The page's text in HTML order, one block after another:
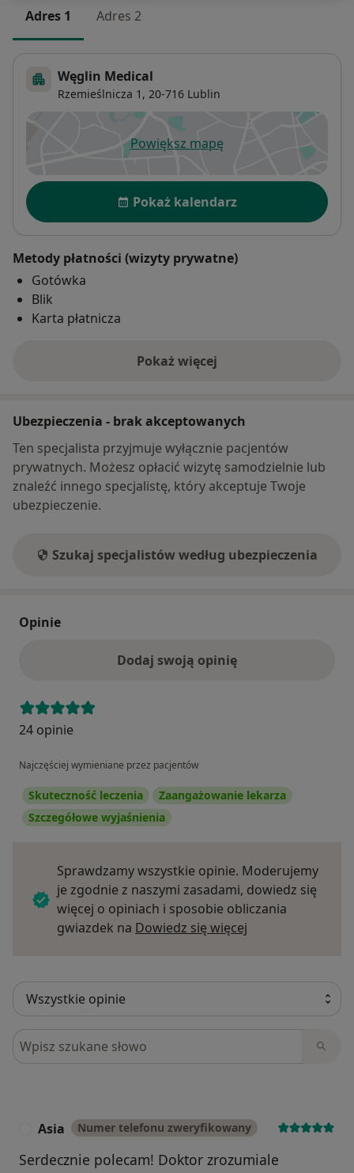
Adres 1 Adres 2
Węglin Medical
Rzemieślnicza 1, 20-716 Lublin
Powiększ mapęotwiera się w nowej karcie
Dostępność
Pokaż kalendarz
Metody płatności (wizyty prywatne)
Gotówka
Blik
Karta płatnicza
Pokaż więcej
o adresie
Ubezpieczenia - brak akceptowanych
Ten specjalista przyjmuje wyłącznie pacjentów
prywatnych. Możesz opłacić wizytę samodzielnie lub
znaleźć innego specjalistę, który akceptuje Twoje
ubezpieczenie.
Szukaj specjalistów według ubezpieczenia
Opinie
Dodaj swoją opinię
24 opinie
Najczęściej wymieniane przez pacjentów
Skuteczność leczenia
Zaangażowanie lekarza
Szczegółowe wyjaśnienia
Sprawdzamy wszystkie opinie. Moderujemy
je zgodnie z naszymi zasadami, dowiedz się
więcej o opiniach i sposobie obliczania
gwiazdek na Dowiedz się więcej
Szukaj w opiniach
Asia Numer telefonu zweryfikowany
Serdecznie polecam! Doktor zrozumiale